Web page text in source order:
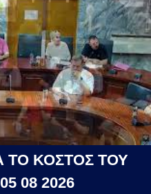
ΤΟ ΚΟΣΤΟΣ ΤΟΥ
08 2026